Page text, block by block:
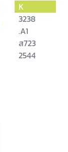
K
3238
.A1
ส723
2544